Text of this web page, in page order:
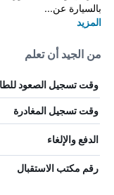
بالسيارة عن...
المزيد
من الجيد أن تعلم
وقت تسجيل الصعود
وقت تسجيل المغادرة
الدفع والإلغاء
رقم مكتب الاستقبال